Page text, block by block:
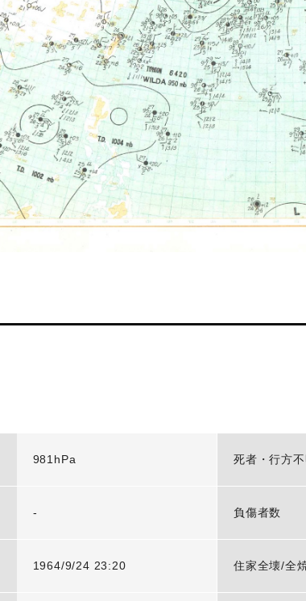
981hPa
-
1964/9/24 23:20
死者・行方
負傷者数
住家全壊/全